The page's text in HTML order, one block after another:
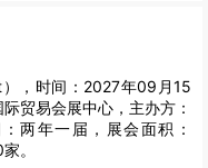
，时间：2027年09月15
贸易会展中心，主办方：
两年一届，展会面积：
。